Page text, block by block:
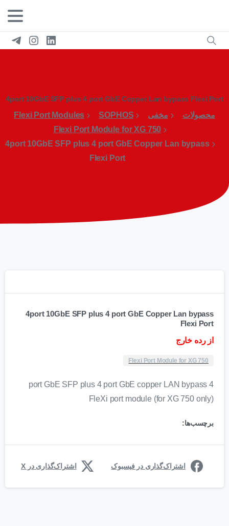
4port 10GbE SFP plus 4 port GbE Copper Lan bypass Flexi Port
محصولات مخفی SOPHOS
Flexi Port Modules
Flexi Port Module for XG 750
4port 10GbE SFP plus 4 port GbE Copper Lan bypass
Flexi Port
4port 10GbE SFP plus 4 port GbE Copper Lan bypass
Flexi Port
از رده خارج
Flexi Port Module for XG 750
4 port GbE SFP plus 4 port GbE copper LAN bypass
FleXi port module (for XG 750 only)
برچسب‌ها:
اشتراک‌گذاری در فیسبوک اشتراک‌گذاری در X